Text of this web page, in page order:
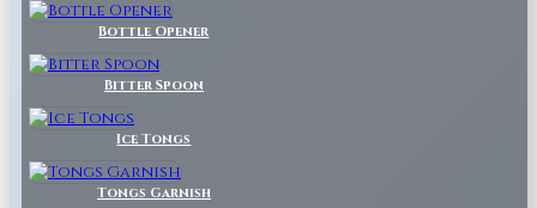
Bottle Opener
Bitter Spoon
Ice Tongs
Tongs Garnish